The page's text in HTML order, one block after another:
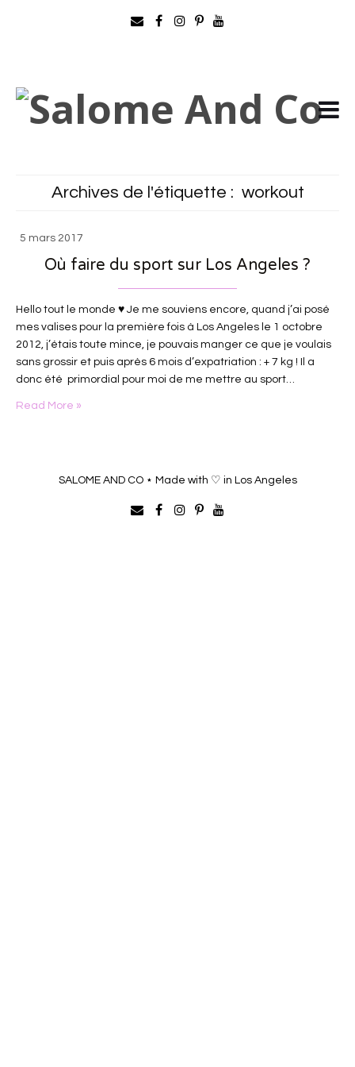
Archives de l'étiquette : workout
5 mars 2017
Où faire du sport sur Los Angeles ?
Hello tout le monde ♥ Je me souviens encore, quand j’ai posé
mes valises pour la première fois à Los Angeles le 1 octobre
2012, j’étais toute mince, je pouvais manger ce que je voulais
sans grossir et puis après 6 mois d’expatriation : + 7 kg ! Il a
donc été primordial pour moi de me mettre au sport…
Read More »
SALOME AND CO ⋆ Made with ♡ in Los Angeles